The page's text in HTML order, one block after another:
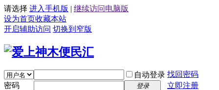
请选择 进入手机版 | 继续访问电脑版
设为首页收藏本站
开启辅助访问 切换到窄版
自动登录 找回密码
密码
登录 立即注册